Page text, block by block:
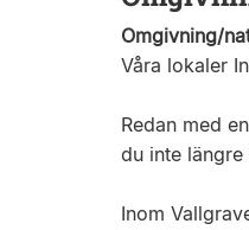
Omgivning/
Våra lokaler
Redan med
du inte
Inom